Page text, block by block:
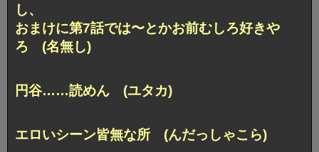
し、
おまけに第7話では〜とかお前むしろ好きや
ろ (名無し)
円谷……読めん (ユタカ)
エロいシーン皆無な所 (んだっしゃこら)